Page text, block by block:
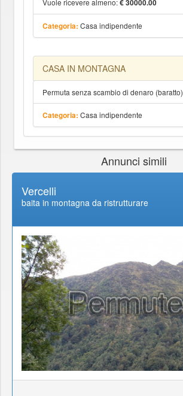
Vuole ricevere almeno:€ 30000.00
Categoria: Casa indipendente
CASA IN MONTAGNA
Permuta senza scambio di denaro (baratto)
Categoria: Casa indipendente
Annunci simili
Vercelli
baita in montagna da ristrutturare